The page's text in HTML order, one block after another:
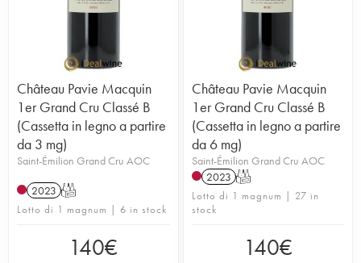
Château Pavie Macquin
1er Grand Cru Classé B
(Cassetta in legno a partire
da 3 mg)
Saint-Émilion Grand Cru AOC
2023 T
Lotto di 1 magnum | 6 in stock
140€
Château Pavie Macquin
1er Grand Cru Classé B
(Cassetta in legno a partire
da 6 mg)
Saint-Émilion Grand Cru AOC
2023 T
Lotto di 1 magnum | 27 in
stock
140€